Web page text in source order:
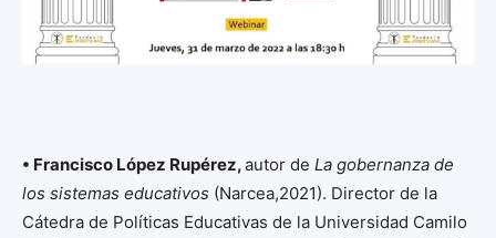
• Francisco López Rupérez,autor de La gobernanza de
los sistemas educativos (Narcea,2021). Director de la
Cátedra de Políticas Educativas de la Universidad Camilo